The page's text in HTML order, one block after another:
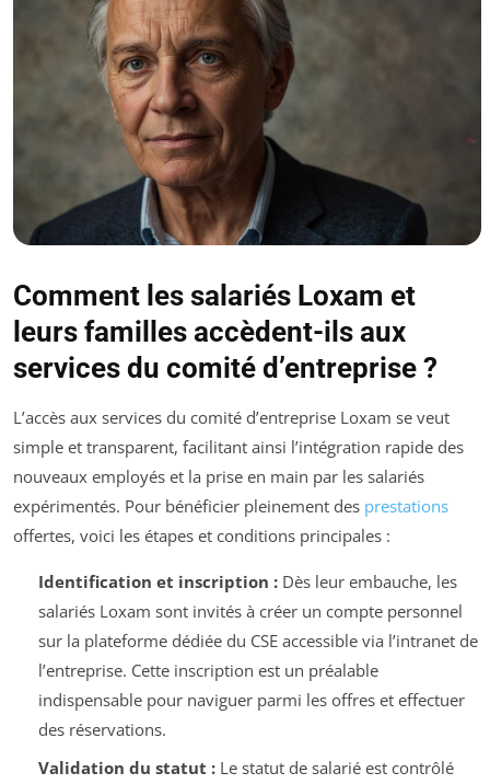
Comment les salariés Loxam et
leurs familles accèdent-ils aux
services du comité d’entreprise ?
L’accès aux services du comité d’entreprise Loxam se veut
simple et transparent, facilitant ainsi l’intégration rapide des
nouveaux employés et la prise en main par les salariés
expérimentés. Pour bénéficier pleinement des prestations
offertes, voici les étapes et conditions principales :
Identification et inscription :Dès leur embauche, les
salariés Loxam sont invités à créer un compte personnel
sur la plateforme dédiée du CSE accessible via l’intranet de
l’entreprise. Cette inscription est un préalable
indispensable pour naviguer parmi les offres et effectuer
des réservations.
Validation du statut :Le statut de salarié est contrôlé